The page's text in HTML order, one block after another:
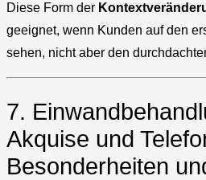
Diese Form der
geeignet, wenn Kunden auf den
sehen, nicht aber den
7.
Akquise und
Besonderheiten